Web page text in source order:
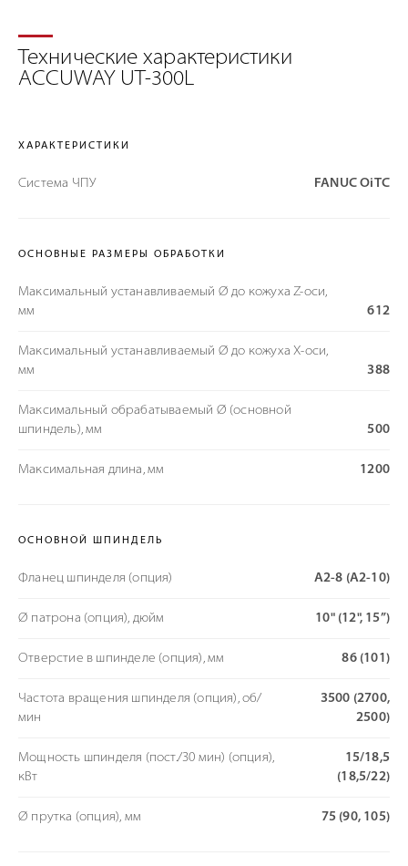
Технические характеристики
ACCUWAY UT-300L
ХАРАКТЕРИСТИКИ
Система ЧПУ FANUC OiTC
ОСНОВНЫЕ РАЗМЕРЫ ОБРАБОТКИ
Максимальный устанавливаемый Ø до кожуха Z-оси,
мм
612
Максимальный устанавливаемый Ø до кожуха X-оси,
мм
388
Максимальный обрабатываемый Ø (основной
шпиндель), мм
500
Максимальная длина, мм 1200
ОСНОВНОЙ ШПИНДЕЛЬ
Фланец шпинделя (опция) A2-8 (A2-10)
Ø патрона (опция), дюйм 10" (12", 15”)
Отверстие в шпинделе (опция), мм 86 (101)
Частота вращения шпинделя (опция), об/
мин
3500 (2700,
2500)
Мощность шпинделя (пост./30 мин) (опция),
кВт
15/18,5
(18,5/22)
Ø прутка (опция), мм 75 (90, 105)